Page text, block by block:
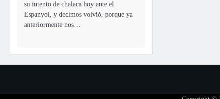
su intento de chalaca hoy ante el
Espanyol, y decimos volvió, porque ya
anteriormente nos…